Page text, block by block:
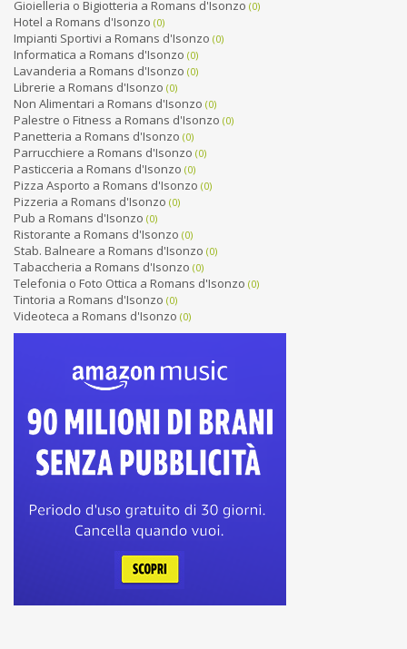
Gioielleria o Bigiotteria a Romans d'Isonzo (0)
Hotel a Romans d'Isonzo (0)
Impianti Sportivi a Romans d'Isonzo (0)
Informatica a Romans d'Isonzo (0)
Lavanderia a Romans d'Isonzo (0)
Librerie a Romans d'Isonzo (0)
Non Alimentari a Romans d'Isonzo (0)
Palestre o Fitness a Romans d'Isonzo (0)
Panetteria a Romans d'Isonzo (0)
Parrucchiere a Romans d'Isonzo (0)
Pasticceria a Romans d'Isonzo (0)
Pizza Asporto a Romans d'Isonzo (0)
Pizzeria a Romans d'Isonzo (0)
Pub a Romans d'Isonzo (0)
Ristorante a Romans d'Isonzo (0)
Stab. Balneare a Romans d'Isonzo (0)
Tabaccheria a Romans d'Isonzo (0)
Telefonia o Foto Ottica a Romans d'Isonzo (0)
Tintoria a Romans d'Isonzo (0)
Videoteca a Romans d'Isonzo (0)